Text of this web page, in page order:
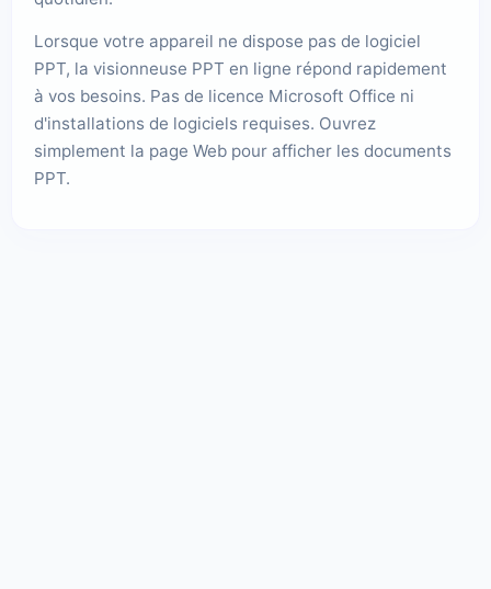
Lorsque votre appareil ne dispose pas de logiciel
PPT, la visionneuse PPT en ligne répond rapidement
à vos besoins. Pas de licence Microsoft Office ni
d'installations de logiciels requises. Ouvrez
simplement la page Web pour afficher les documents
PPT.